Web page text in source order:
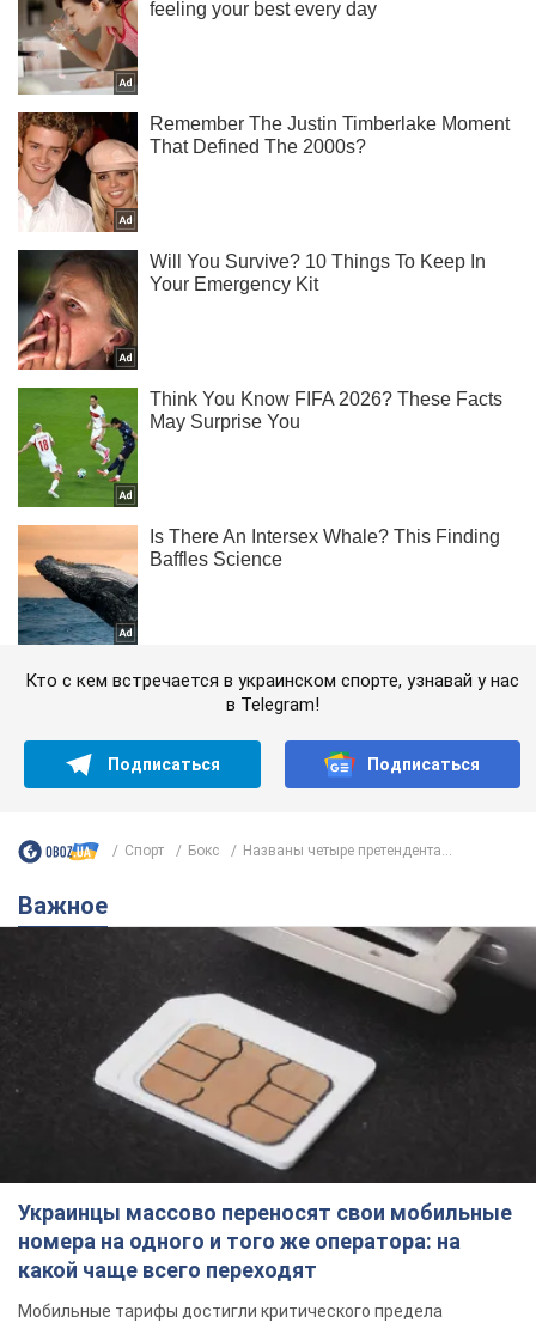
Кто с кем встречается в украинском спорте, узнавай у нас
в Telegram!
Подписаться Подписаться
Спорт Бокс Названы четыре претендента...
Важное
Украинцы массово переносят свои мобильные
номера на одного и того же оператора: на
какой чаще всего переходят
Мобильные тарифы достигли критического предела